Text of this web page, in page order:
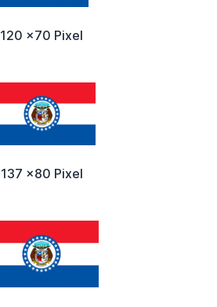
120 x70 Pixel
137 x80 Pixel